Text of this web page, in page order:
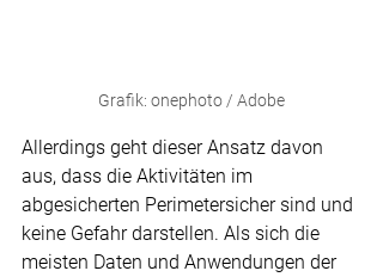
Grafik: onephoto / Adobe
Allerdings geht dieser Ansatz davon
aus, dass die Aktivitäten im
abgesicherten Perimetersicher sind und
keine Gefahr darstellen. Als sich die
meisten Daten und Anwendungen der